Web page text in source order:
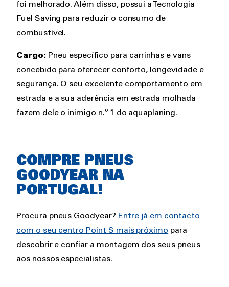
foi melhorado. Além disso, possui a Tecnologia
Fuel Saving para reduzir o consumo de
combustível.
Cargo:Pneu específico para carrinhas e vans
concebido para oferecer conforto, longevidade e
segurança. O seu excelente comportamento em
estrada e a sua aderência em estrada molhada
fazem dele o inimigo n.º 1 do aquaplaning.
COMPRE PNEUS
GOODYEAR NA
PORTUGAL!
Procura pneus Goodyear? Entre já em contacto
com o seu centro Point S mais próximo para
descobrir e confiar a montagem dos seus pneus
aos nossos especialistas.